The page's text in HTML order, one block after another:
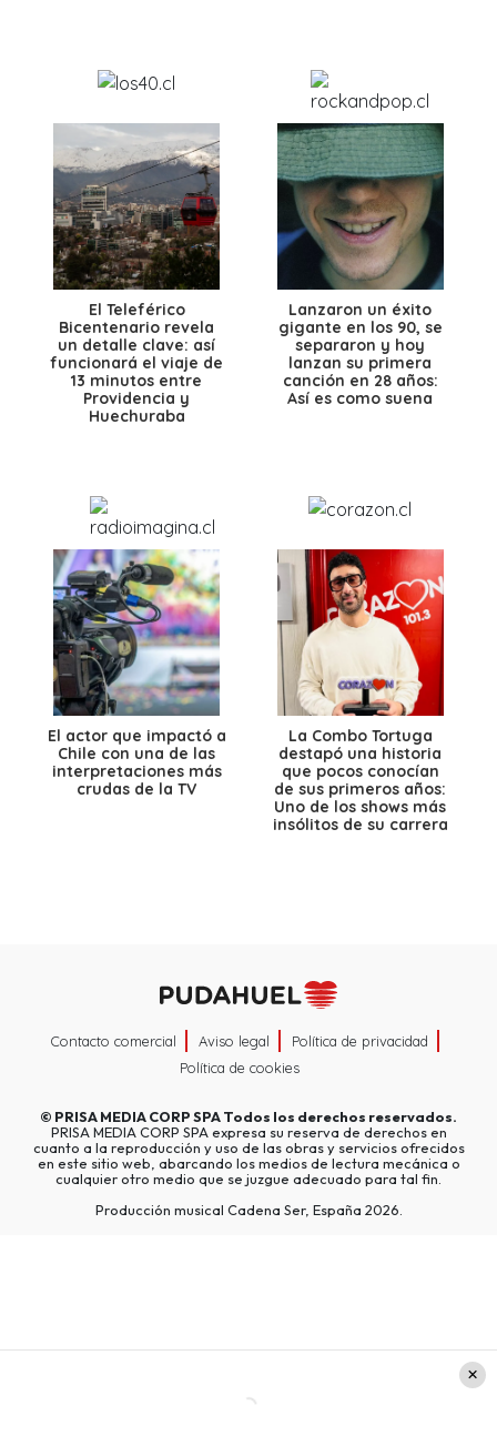
El Teleférico
Bicentenario revela
un detalle clave: así
funcionará el viaje de
13 minutos entre
Providencia y
Huechuraba
Lanzaron un éxito
gigante en los 90, se
separaron y hoy
lanzan su primera
canción en 28 años:
Así es como suena
El actor que impactó a
Chile con una de las
interpretaciones más
crudas de la TV
La Combo Tortuga
destapó una historia
que pocos conocían
de sus primeros años:
Uno de los shows más
insólitos de su carrera
Contacto comercial Aviso legal
Política de privacidad
Política de cookies
© PRISA MEDIA CORP SPATodos los derechos reservados.
PRISA MEDIA CORP SPA expresa su reserva de derechos en
cuanto a la reproducción y uso de las obras y servicios ofrecidos
en este sitio web, abarcando los medios de lectura mecánica o
cualquier otro medio que se juzgue adecuado para tal fin.
Producción musical Cadena Ser, España 2026.